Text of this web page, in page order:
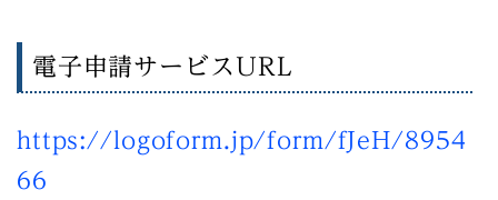
電子申請サービスURL
https://logoform.jp/form/fJeH/8954
66